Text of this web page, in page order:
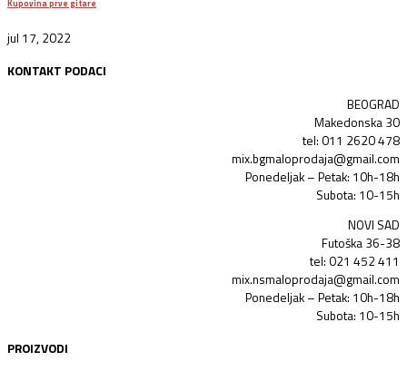
Kupovina prve gitare
jul 17, 2022
KONTAKT PODACI
BEOGRAD
Makedonska 30
tel: 011 2620 478
mix.bgmaloprodaja@gmail.com
Ponedeljak – Petak: 10h-18h
Subota: 10-15h
NOVI SAD
Futoška 36-38
tel: 021 452 411
mix.nsmaloprodaja@gmail.com
Ponedeljak – Petak: 10h-18h
Subota: 10-15h
PROIZVODI